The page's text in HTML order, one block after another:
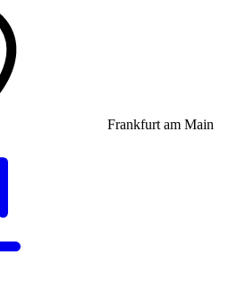
Frankfurt am Main